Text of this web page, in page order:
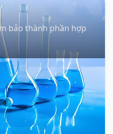
bảo thành phần hợp